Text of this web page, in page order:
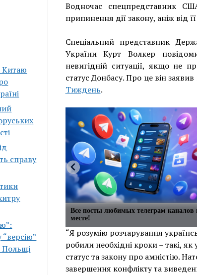
Китаю
справу
Польщі
Водночас спецпредставник
припинення дії закону, аніж від
Спеціальний представник
України Курт Волкер
невигідній ситуації, якщо не
статус Донбасу. Про це він
Тиждень.
Все посты любимых телеграм каналов
месте!
“Я розумію розчарування
робили необхідні кроки – такі,
статус та закону про амністію.
завершення конфлікту та